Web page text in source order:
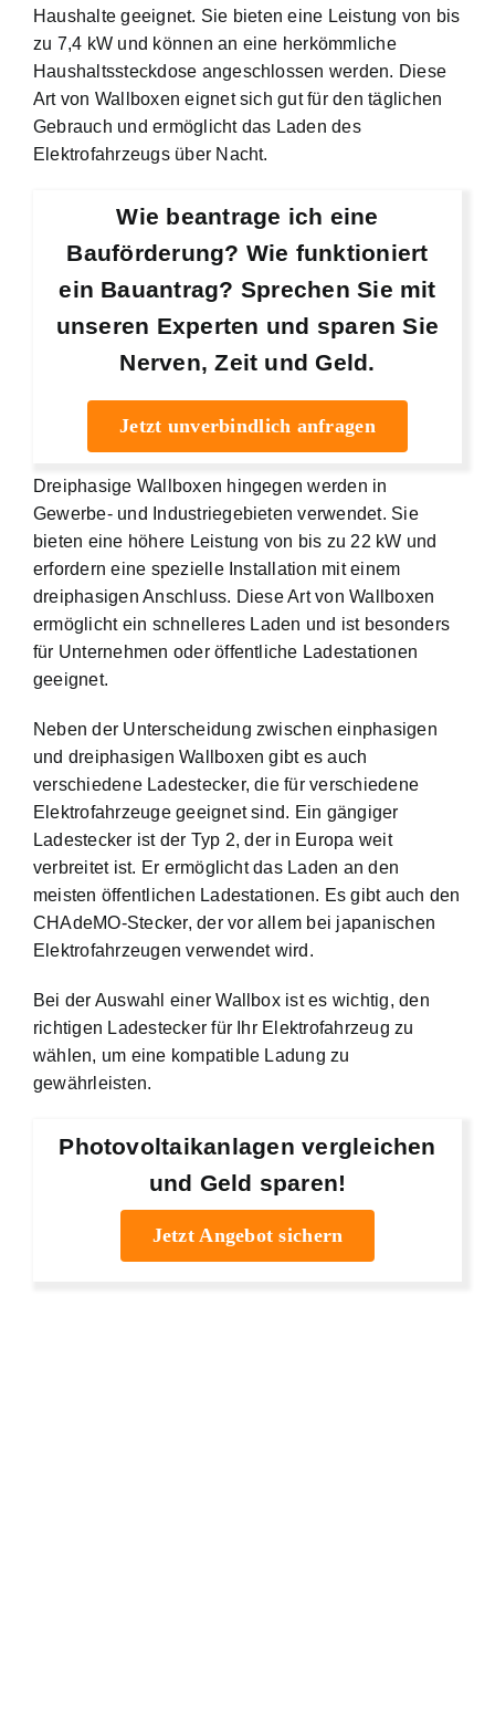
Haushalte geeignet. Sie bieten eine Leistung von bis
zu 7,4 kW und können an eine herkömmliche
Haushaltssteckdose angeschlossen werden. Diese
Art von Wallboxen eignet sich gut für den täglichen
Gebrauch und ermöglicht das Laden des
Elektrofahrzeugs über Nacht.
Wie beantrage ich eine
Bauförderung? Wie funktioniert
ein Bauantrag? Sprechen Sie mit
unseren Experten und sparen Sie
Nerven, Zeit und Geld.
Jetzt unverbindlich anfragen
Dreiphasige Wallboxen hingegen werden in
Gewerbe- und Industriegebieten verwendet. Sie
bieten eine höhere Leistung von bis zu 22 kW und
erfordern eine spezielle Installation mit einem
dreiphasigen Anschluss. Diese Art von Wallboxen
ermöglicht ein schnelleres Laden und ist besonders
für Unternehmen oder öffentliche Ladestationen
geeignet.
Neben der Unterscheidung zwischen einphasigen
und dreiphasigen Wallboxen gibt es auch
verschiedene Ladestecker, die für verschiedene
Elektrofahrzeuge geeignet sind. Ein gängiger
Ladestecker ist der Typ 2, der in Europa weit
verbreitet ist. Er ermöglicht das Laden an den
meisten öffentlichen Ladestationen. Es gibt auch den
CHAdeMO-Stecker, der vor allem bei japanischen
Elektrofahrzeugen verwendet wird.
Bei der Auswahl einer Wallbox ist es wichtig, den
richtigen Ladestecker für Ihr Elektrofahrzeug zu
wählen, um eine kompatible Ladung zu
gewährleisten.
Photovoltaikanlagen vergleichen
und Geld sparen!
Jetzt Angebot sichern